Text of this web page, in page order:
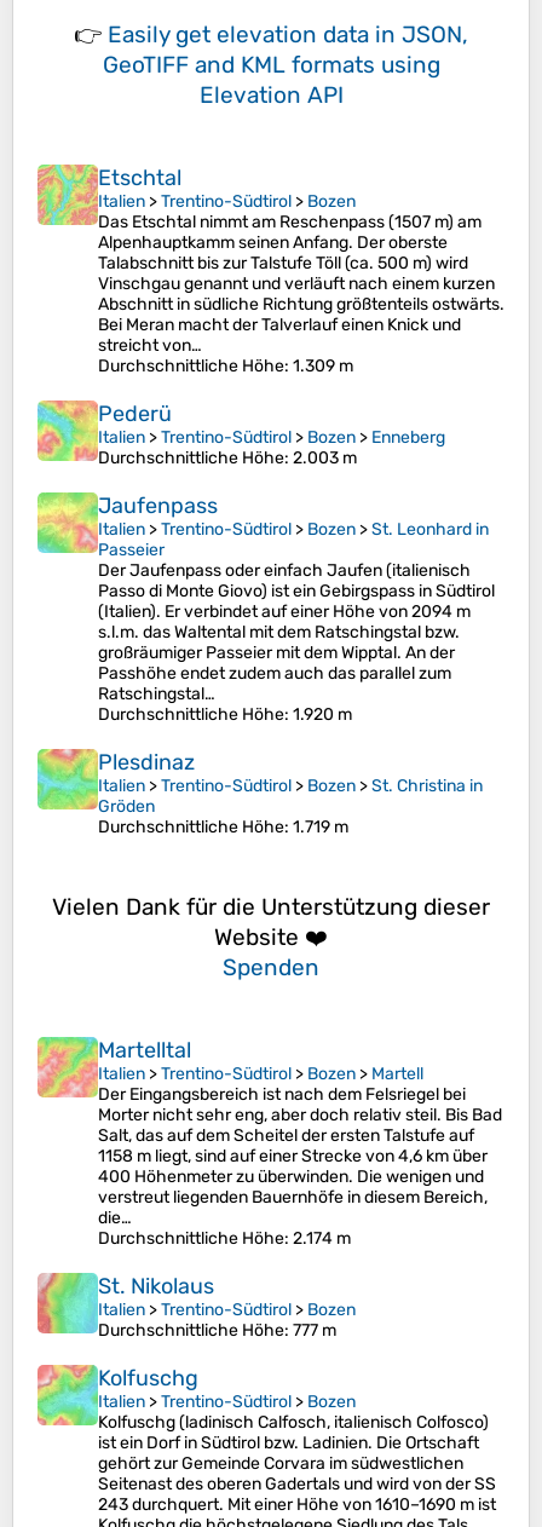
👉 Easily get elevation data in JSON,
GeoTIFF and KML formats using
Elevation API
Etschtal
Italien >Trentino-Südtirol > Bozen
Das Etschtal nimmt am Reschenpass (1507 m) am
Alpenhauptkamm seinen Anfang. Der oberste
Talabschnitt bis zur Talstufe Töll (ca. 500 m) wird
Vinschgau genannt und verläuft nach einem kurzen
Abschnitt in südliche Richtung größtenteils ostwärts.
Bei Meran macht der Talverlauf einen Knick und
streicht von…
Durchschnittliche Höhe: 1.309 m
Pederü
Italien >Trentino-Südtirol > Bozen > Enneberg
Durchschnittliche Höhe: 2.003 m
Jaufenpass
Italien >Trentino-Südtirol > Bozen >St. Leonhard in
Passeier
Der Jaufenpass oder einfach Jaufen (italienisch
Passo di Monte Giovo) ist ein Gebirgspass in Südtirol
(Italien). Er verbindet auf einer Höhe von 2094 m
s.l.m. das Waltental mit dem Ratschingstal bzw.
großräumiger Passeier mit dem Wipptal. An der
Passhöhe endet zudem auch das parallel zum
Ratschingstal…
Durchschnittliche Höhe: 1.920 m
Plesdinaz
Italien >Trentino-Südtirol > Bozen >St. Christina in
Gröden
Durchschnittliche Höhe: 1.719 m
Vielen Dank für die Unterstützung dieser
Website ❤️
Spenden
Martelltal
Italien >Trentino-Südtirol > Bozen > Martell
Der Eingangsbereich ist nach dem Felsriegel bei
Morter nicht sehr eng, aber doch relativ steil. Bis Bad
Salt, das auf dem Scheitel der ersten Talstufe auf
1158 m liegt, sind auf einer Strecke von 4,6 km über
400 Höhenmeter zu überwinden. Die wenigen und
verstreut liegenden Bauernhöfe in diesem Bereich,
die…
Durchschnittliche Höhe: 2.174 m
St. Nikolaus
Italien >Trentino-Südtirol > Bozen
Durchschnittliche Höhe: 777 m
Kolfuschg
Italien >Trentino-Südtirol > Bozen
Kolfuschg (ladinisch Calfosch, italienisch Colfosco)
ist ein Dorf in Südtirol bzw. Ladinien. Die Ortschaft
gehört zur Gemeinde Corvara im südwestlichen
Seitenast des oberen Gadertals und wird von der SS
243 durchquert. Mit einer Höhe von 1610–1690 m ist